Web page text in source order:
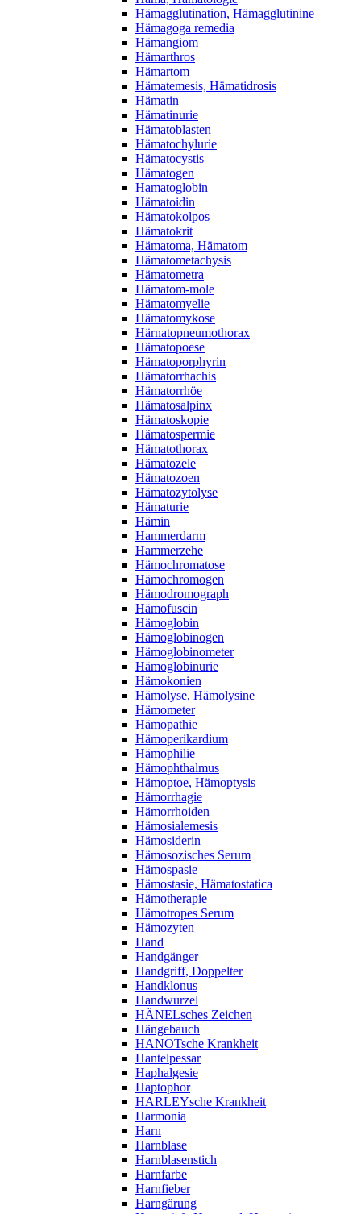
Hämagglutination, Hämagglutinine
Hämagoga remedia
Hämangiom
Hämarthros
Hämartom
Hämatemesis, Hämatidrosis
Hämatin
Hämatinurie
Hämatoblasten
Hämatochylurie
Hämatocystis
Hämatogen
Hamatoglobin
Hämatoidin
Hämatokolpos
Hämatokrit
Hämatoma, Hämatom
Hämatometachysis
Hämatometra
Hämatom-mole
Hämatomyelie
Hämatomykose
Härnatopneumothorax
Hämatopoese
Hämatoporphyrin
Hämatorrhachis
Hämatorrhöe
Hämatosalpinx
Hämatoskopie
Hämatospermie
Hämatothorax
Hämatozele
Hämatozoen
Hämatozytolyse
Hämaturie
Hämin
Hammerdarm
Hammerzehe
Hämochromatose
Hämochromogen
Hämodromograph
Hämofuscin
Hämoglobin
Hämoglobinogen
Hämoglobinometer
Hämoglobinurie
Hämokonien
Hämolyse, Hämolysine
Hämometer
Hämopathie
Hämoperikardium
Hämophilie
Hämophthalmus
Hämoptoe, Hämoptysis
Hämorrhagie
Hämorrhoiden
Hämosialemesis
Hämosiderin
Hämosozisches Serum
Hämospasie
Hämostasie, Hämatostatica
Hämotherapie
Hämotropes Serum
Hämozyten
Hand
Handgänger
Handgriff, Doppelter
Handklonus
Handwurzel
HÄNELsches Zeichen
Hängebauch
HANOTsche Krankheit
Hantelpessar
Haphalgesie
Haptophor
HARLEYsche Krankheit
Harmonia
Harn
Harnblase
Harnblasenstich
Harnfarbe
Harnfieber
Harngärung